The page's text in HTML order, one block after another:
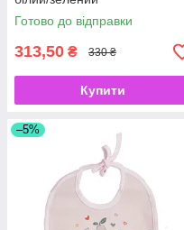
Готово до відправки
313,50 ₴ 330 ₴
Купити
–5%